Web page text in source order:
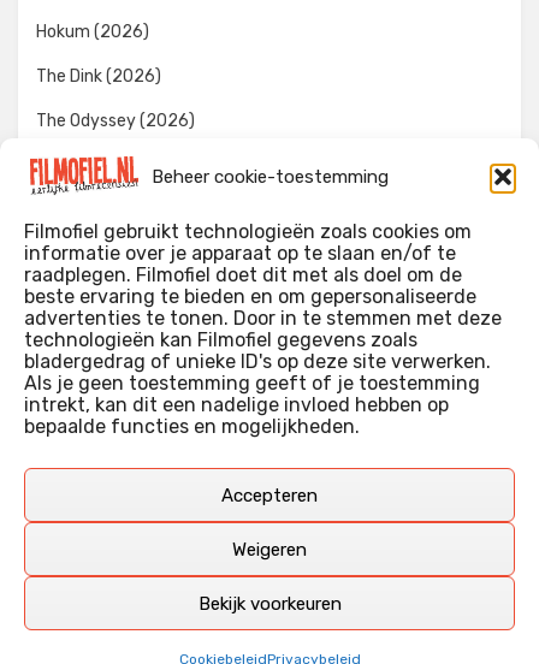
Beheer cookie-toestemming
Filmofiel gebruikt technologieën zoals cookies om
informatie over je apparaat op te slaan en/of te
raadplegen. Filmofiel doet dit met als doel om de
beste ervaring te bieden en om gepersonaliseerde
advertenties te tonen. Door in te stemmen met deze
technologieën kan Filmofiel gegevens zoals
bladergedrag of unieke ID's op deze site verwerken.
Als je geen toestemming geeft of je toestemming
intrekt, kan dit een nadelige invloed hebben op
bepaalde functies en mogelijkheden.
Accepteren
Weigeren
Bekijk voorkeuren
CookiebeleidPrivacybeleid
Hokum (2026)
The Dink (2026)
The Odyssey (2026)
Evil Dead Burn (2026)
WIE IK BEN…?
Ik ben ooit begonnen met m’n recensies omdat ik zoveel
films keek dat ik af en toe niet meer wist welke ik nu wel of
niet gezien had. Ik ben een filmliefhebber, heb als hobby nog
erg lang in een videotheek gewerkt, en heb als coproducent
Deze recensies zijn dan ook vooral vrij pretentieloze
aangevuld met een groeiende kennis over de kunde én de
kunst van het maken van film.